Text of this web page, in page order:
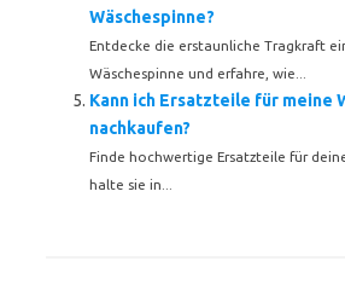
Wäschespinne?
Entdecke die erstaunliche Tragkraft
Wäschespinne und erfahre, wie...
Kann ich Ersatzteile für meine
nachkaufen?
Finde hochwertige Ersatzteile für
halte sie in...